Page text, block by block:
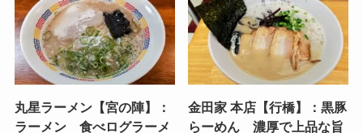
丸星ラーメン【宮の陣】：
ラーメン 食べログラーメ
金田家 本店【行橋】：黒豚
らーめん 濃厚で上品な旨